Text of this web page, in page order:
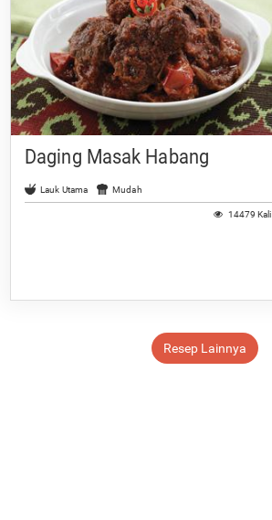
Daging Masak Habang
Lauk Utama Mudah
14479 Kali
Resep Lainnya